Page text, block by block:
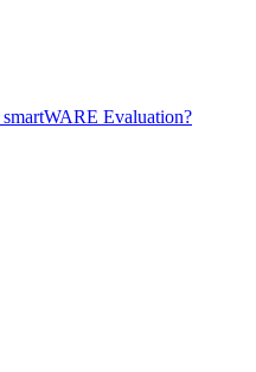
Evaluation?